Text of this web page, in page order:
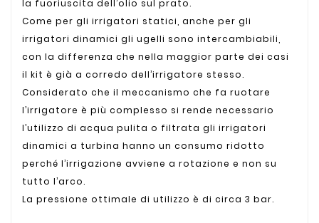
la fuoriuscita dell’olio sul prato.
Come per gli irrigatori statici, anche per gli
irrigatori dinamici gli ugelli sono intercambiabili,
con la differenza che nella maggior parte dei casi
il kit è già a corredo dell’irrigatore stesso.
Considerato che il meccanismo che fa ruotare
l’irrigatore è più complesso si rende necessario
l’utilizzo di acqua pulita o filtrata gli irrigatori
dinamici a turbina hanno un consumo ridotto
perché l’irrigazione avviene a rotazione e non su
tutto l’arco.
La pressione ottimale di utilizzo è di circa 3 bar.